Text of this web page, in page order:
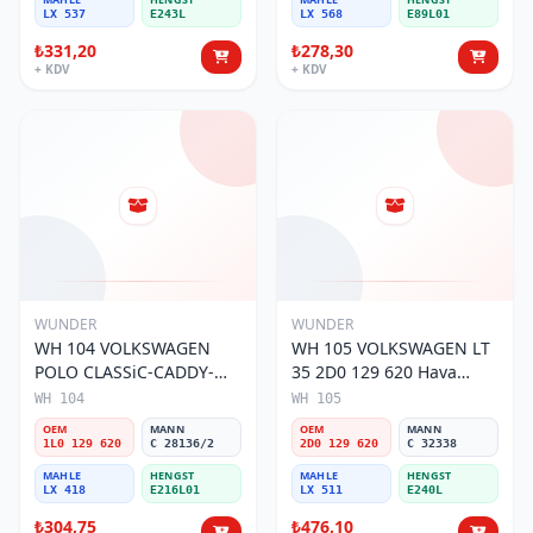
LX 537 E243L
₺331,20
+ KDV
LX 568 E89L01
₺278,30
+ KDV
WUNDER
WH 104 VOLKSWAGEN
POLO CLASSiC-CADDY-
SEAT iBiZA 1L0 129 620
Hava Filtresi
WH 104
OEM
1L0 129 620
MANN
C 28136/2
MAHLE
LX 418
HENGST
E216L01
₺304,75
WUNDER
WH 105 VOLKSWAGEN LT
35 2D0 129 620 Hava
Filtresi
WH 105
OEM
2D0 129 620
MANN
C 32338
MAHLE
LX 511
HENGST
E240L
₺476,10